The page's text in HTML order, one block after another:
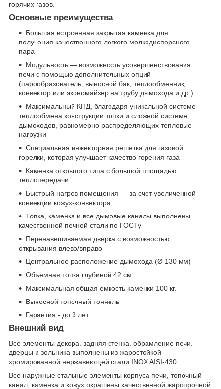
горячих газов.
Основные преимущества
Большая встроенная закрытая каменка для
получения качественного легкого мелкодисперсного
пара
Модульность — возможность усовершенствования
печи с помощью дополнительных опций
(парообразователь, выносной бак, теплообменник,
конвектор или экономайзер на трубу дымохода и др.)
Максимальный КПД, благодаря уникальной системе
теплообмена конструкции топки и сложной системе
дымоходов, равномерно распределяющих тепловые
нагрузки
Специальная инжекторная решетка для газовой
горелки, которая улучшает качество горения газа
Каменка открытого типа с большой площадью
теплопередачи
Быстрый нагрев помещения — за счет увеличенной
конвекции кожух-конвектора
Топка, каменка и все дымовые каналы выполнены
качественной печной стали по ГОСТу
Перенавешиваемая дверка с возможностью
открывания влево/вправо
Центральное расположение дымохода (Ø 130 мм)
Объемная топка глубиной 42 см
Максимальная общая емкость каменки 100 кг.
Выносной топочный тоннель
Гарантия - до 3 лет
Внешний вид
Все элементы декора, задняя стенка, обрамление печи,
дверцы и зольника выполнены из жаростойкой
хромированной нержавеющей стали INOX AISI-430.
Все наружные стальные элементы корпуса печи, топочный
канал, каменка и кожух окрашены качественной жаропрочной